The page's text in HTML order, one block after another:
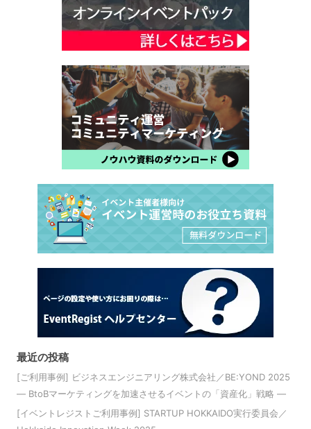
最近の投稿
[ご利用事例] ビジネスエンジニアリング株式会社／BE:YOND 2025
― BtoBマーケティングを加速させるイベントの「資産化」戦略 ―
[イベントレジストご利用事例] STARTUP HOKKAIDO実行委員会／